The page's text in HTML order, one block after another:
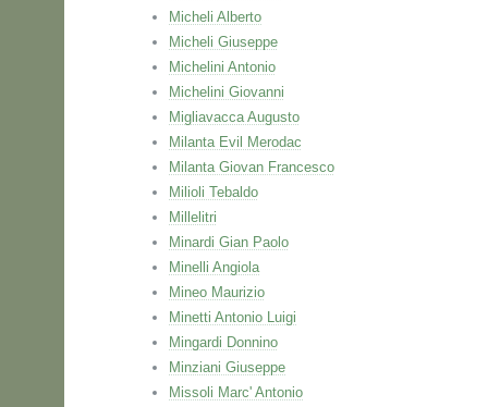
Micheli Alberto
Micheli Giuseppe
Michelini Antonio
Michelini Giovanni
Migliavacca Augusto
Milanta Evil Merodac
Milanta Giovan Francesco
Milioli Tebaldo
Millelitri
Minardi Gian Paolo
Minelli Angiola
Mineo Maurizio
Minetti Antonio Luigi
Mingardi Donnino
Minziani Giuseppe
Missoli Marc' Antonio